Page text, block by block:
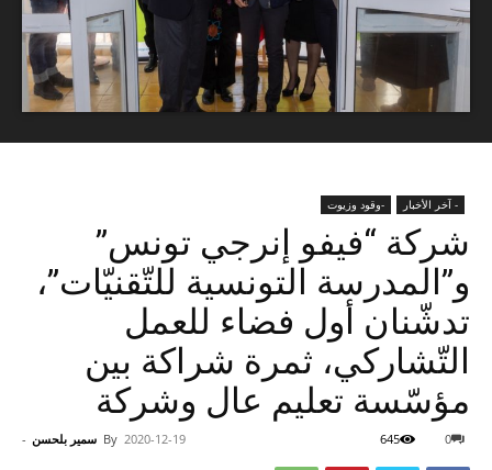
- آخر الأخبار -وقود وزيوت
شركة “فيفو إنرجي تونس”
و”المدرسة التونسية للتّقنيّات”،
تدشّنان أول فضاء للعمل
التّشاركي، ثمرة شراكة بين
مؤسّسة تعليم عال وشركة
By سمير بلحسن - 2020-12-19 0
645